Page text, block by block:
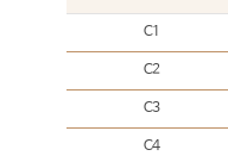
C1
C2
C3
C4